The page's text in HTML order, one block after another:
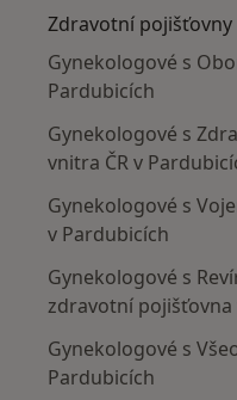
Zdravotní pojišťovny
Gynekologové s
Pardubicích
Gynekologové s
vnitra ČR v
Gynekologové s
v Pardubicích
Gynekologové s
zdravotní pojišťovna
Gynekologové s
Pardubicích